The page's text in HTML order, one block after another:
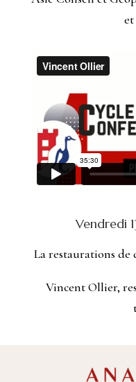
et
Vendredi
La restaurations de
Vincent Ollier,